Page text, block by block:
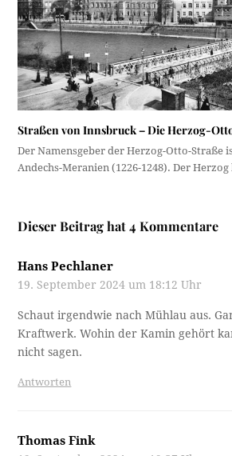
Straßen von Innsbruck – Die Herzog-
Der Namensgeber der Herzog-Otto-Straße
Andechs-Meranien (1226-1248). Der
Dieser Beitrag hat 4 Kommentare
Hans Pechlaner
19. September 2024 um 18:12 Uhr
Schaut irgendwie nach Mühlau aus.
Kraftwerk. Wohin der Kamin gehört
nicht sagen.
Antworten
Thomas Fink